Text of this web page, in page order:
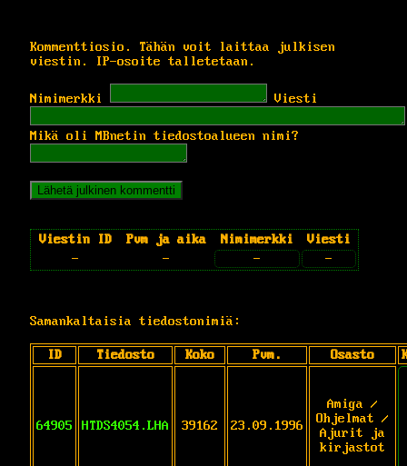
Kommenttiosio. Tähän voit laittaa julkisen
viestin. IP-osoite talletetaan.
Nimimerkki Viesti
Mikä oli MBnetin tiedostoalueen nimi?
Viestin ID Pvm ja aika Nimimerkki
Viesti
-
- - -
Samankaltaisia tiedostonimiä:
ID Tiedosto Koko Pvm. Osasto
64905 HTDS4054.LHA 39162 23.09.1996
Amiga /
Ohjelmat /
Ajurit ja
kirjastot